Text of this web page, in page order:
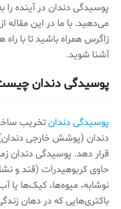
پوسیدگی دندان در آینده
می‌دهید. با ما در این مقاله
زاگرس همراه باشید تا با
آشنا شوید.
پوسیدگی دندان
پوسیدگی دندانتخریب
دندان (پوشش خارجی دندان)
قرار دهد. پوسیدگی دندان
حاوی کربوهیدرات (قند و
نوشابه، میوه‌ها، کیک‌ها یا
باکتری‌هایی که در دهان